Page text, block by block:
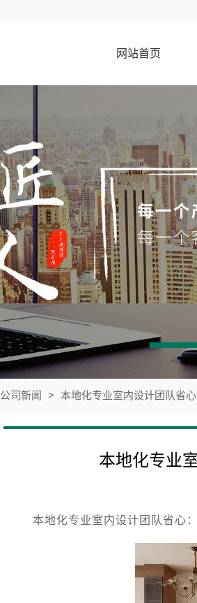
网站首页
公司新闻 > 本地化专业室内设计团队省
本地化专业
本地化专业室内设计团队省心